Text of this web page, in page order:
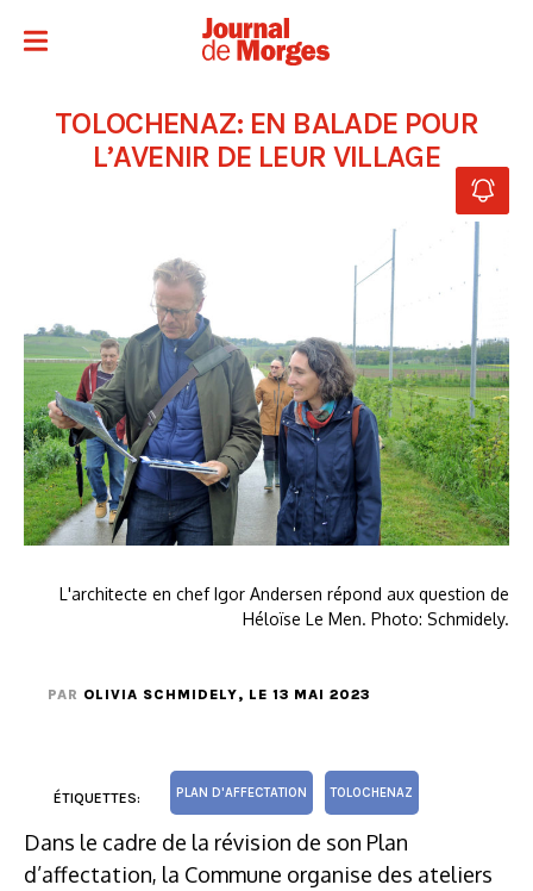
TOLOCHENAZ: EN BALADE POUR
L’AVENIR DE LEUR VILLAGE
L'architecte en chef Igor Andersen répond aux question de
Héloïse Le Men. Photo: Schmidely.
PAR OLIVIA SCHMIDELY, LE 13 MAI 2023
ÉTIQUETTES: PLAN D'AFFECTATION TOLOCHENAZ
Dans le cadre de la révision de son Plan
d’affectation, la Commune organise des ateliers